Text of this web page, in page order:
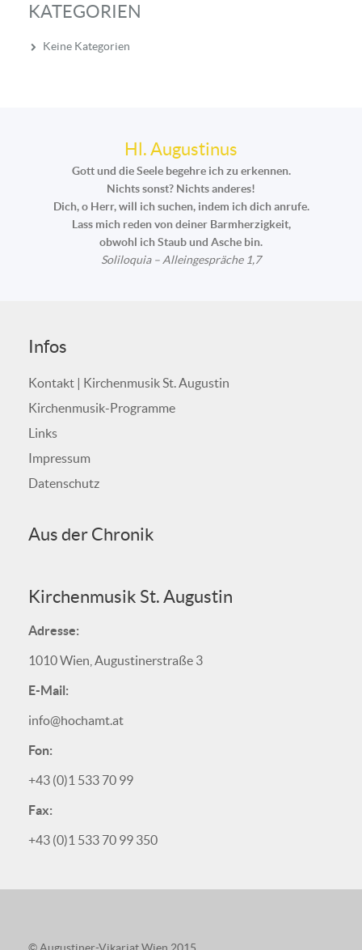
KATEGORIEN
Keine Kategorien
Hl. Augustinus
Gott und die Seele begehre ich zu erkennen.
Nichts sonst? Nichts anderes!
Dich, o Herr, will ich suchen, indem ich dich anrufe.
Lass mich reden von deiner Barmherzigkeit,
obwohl ich Staub und Asche bin.
Soliloquia – Alleingespräche 1,7
Infos
Kontakt | Kirchenmusik St. Augustin
Kirchenmusik-Programme
Links
Impressum
Datenschutz
Aus der Chronik
Kirchenmusik St. Augustin
Adresse:
1010 Wien, Augustinerstraße 3
E-Mail:
info@hochamt.at
Fon:
+43 (0)1 533 70 99
Fax:
+43 (0)1 533 70 99 350
© Augustiner-Vikariat Wien 2015